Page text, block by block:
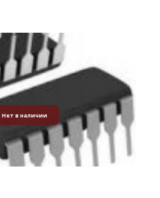
Нет в наличии